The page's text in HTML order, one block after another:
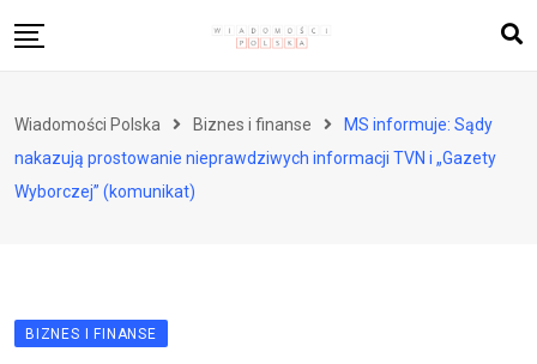
to
Zdrowie i styl życia
Polityka i społeczeństwo
Wiadomości Polska Biznes i finanse
MS informuje: Sądy
nakazują prostowanie nieprawdziwych informacji TVN i „Gazety
Wyborczej” (komunikat)
BIZNES I FINANSE